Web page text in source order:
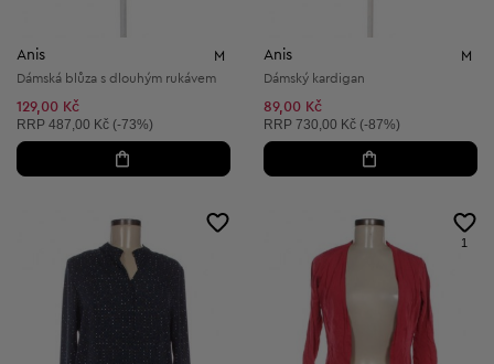
Anis M
Dámská blůza s dlouhým rukávem
129,00 Kč
Doporučená cena:
RRP 487,00 Kč (-73%)
Anis M
Dámský kardigan
89,00 Kč
Doporučená cena:
RRP 730,00 Kč (-87%)
1